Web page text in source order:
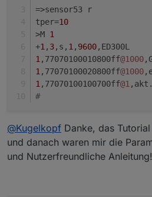
v2=0
hr=0
md=0
Gruß Jaschkopf
=>sensor53 r
tper=10
>M 1
+1 , 3,s, 1 , 9600,ED300L
1 ,77070100010800ff@1000
1 ,77070100020800ff@1000
1 ,77070100100700ff@1 ,akt.
#
@Kugelkopf Danke, das
und danach waren mir die
und Nutzerfreundliche Anleitung!